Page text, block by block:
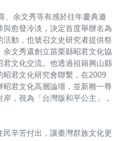
、余文秀等有感於往年慶典邀
愈發冷淡，決定首度舉辦名為
活動，也號召文史研究者提供祭
文秀還創立苗栗縣昭君文化協
文化交流。他透過祖籍興山縣
昭君文化研究會聯繫，在2009
君文化高層論壇，並新雕一尊
，視為「台灣版和平公主」，
辛苦付出，讓臺灣群族文化更